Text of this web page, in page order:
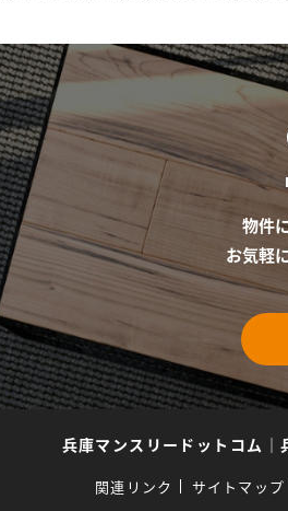
物件
お気軽
兵庫マンスリードットコム ｜
関連リンク サイトマップ